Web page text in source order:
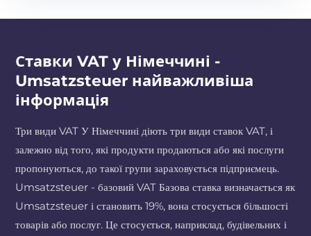
Ставки VAT у Німеччині -
Umsatzsteuer найважливіша
інформація
Три види VAT У Німеччині діють три види ставок VAT, і
залежно від того, які продукти продаються або які послуги
пропонуються, до такої групи зараховується підприємець.
Umsatzsteuer - базовий VAT Базова ставка визначається як
Umsatzsteuer і становить 19%, вона стосується більшості
товарів або послуг. Це стосується, наприклад, будівельних і